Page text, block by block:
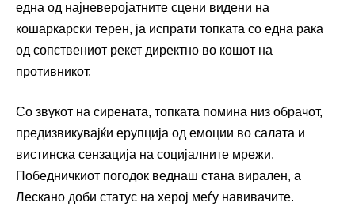
една од најневеројатните сцени видени на
кошаркарски терен, ја испрати топката со една рака
од сопствениот рекет директно во кошот на
противникот.
Со звукот на сирената, топката помина низ обрачот,
предизвикувајќи ерупција од емоции во салата и
вистинска сензација на социјалните мрежи.
Победничкиот погодок веднаш стана вирален, а
Лескано доби статус на херој меѓу навивачите.